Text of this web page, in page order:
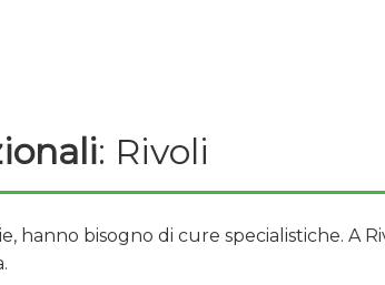
: Rivoli
hanno bisogno di cure specialistiche. A